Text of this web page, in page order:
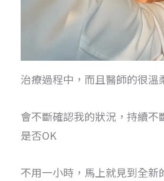
治療過程中，而且醫師的很溫
會不斷確認我的狀況，持續不
是否OK
不用一小時，馬上就見到全新